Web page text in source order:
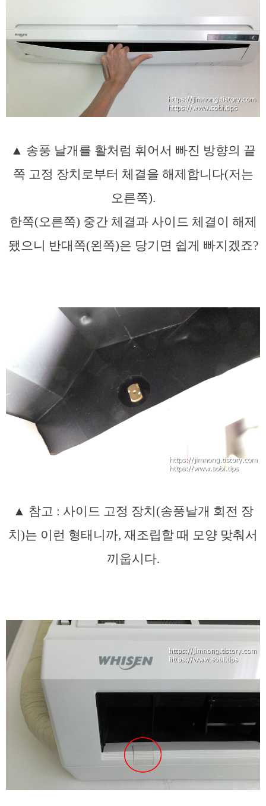
▲ 송풍 날개를 활처럼 휘어서 빠진 방향의 끝
쪽 고정 장치로부터 체결을 해제합니다(저는
오른쪽).
한쪽(오른쪽) 중간 체결과 사이드 체결이 해제
됐으니 반대쪽(왼쪽)은 당기면 쉽게 빠지겠죠?
▲ 참고 : 사이드 고정 장치(송풍날개 회전 장
치)는 이런 형태니까, 재조립할 때 모양 맞춰서
끼웁시다.